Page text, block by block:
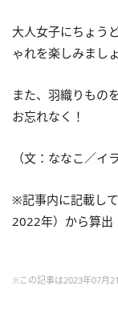
大人女子にちょう
ゃれを楽しみましょ
また、羽織りもの
お忘れなく！
（文：ななこ／イ
※記事内に記載し
2022年）から算出
※この記事は2023年07月